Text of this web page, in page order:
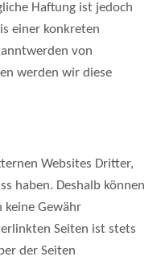
Haftung ist jedoch
einer konkreten
von
werden wir diese
Websites Dritter,
haben. Deshalb können
Gewähr
Seiten ist stets
der Seiten